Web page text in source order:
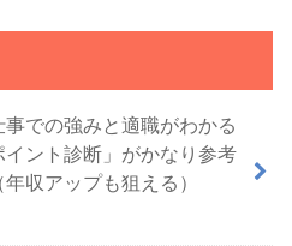
事での強みと適職がわかる
イント診断」がかなり参考
収アップも狙える）